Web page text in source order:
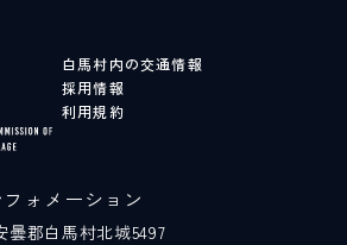
利用規約
白馬村内の交通情報
採用情報
利用規約
ォメーション
曇郡白馬村北城5497